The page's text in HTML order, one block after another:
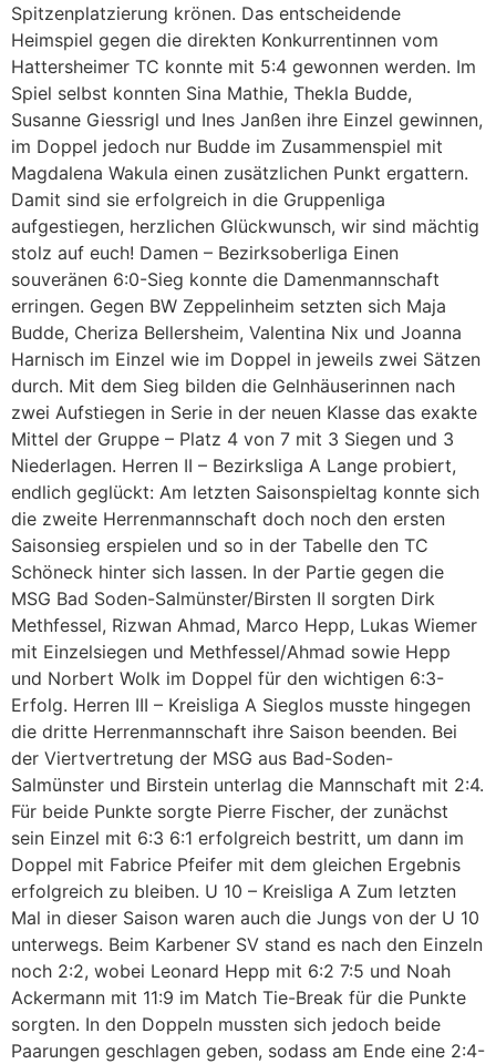
Spitzenplatzierung krönen. Das entscheidende
Heimspiel gegen die direkten Konkurrentinnen vom
Hattersheimer TC konnte mit 5:4 gewonnen werden. Im
Spiel selbst konnten Sina Mathie, Thekla Budde,
Susanne Giessrigl und Ines Janßen ihre Einzel gewinnen,
im Doppel jedoch nur Budde im Zusammenspiel mit
Magdalena Wakula einen zusätzlichen Punkt ergattern.
Damit sind sie erfolgreich in die Gruppenliga
aufgestiegen, herzlichen Glückwunsch, wir sind mächtig
stolz auf euch! Damen – Bezirksoberliga Einen
souveränen 6:0-Sieg konnte die Damenmannschaft
erringen. Gegen BW Zeppelinheim setzten sich Maja
Budde, Cheriza Bellersheim, Valentina Nix und Joanna
Harnisch im Einzel wie im Doppel in jeweils zwei Sätzen
durch. Mit dem Sieg bilden die Gelnhäuserinnen nach
zwei Aufstiegen in Serie in der neuen Klasse das exakte
Mittel der Gruppe – Platz 4 von 7 mit 3 Siegen und 3
Niederlagen. Herren II – Bezirksliga A Lange probiert,
endlich geglückt: Am letzten Saisonspieltag konnte sich
die zweite Herrenmannschaft doch noch den ersten
Saisonsieg erspielen und so in der Tabelle den TC
Schöneck hinter sich lassen. In der Partie gegen die
MSG Bad Soden-Salmünster/Birsten II sorgten Dirk
Methfessel, Rizwan Ahmad, Marco Hepp, Lukas Wiemer
mit Einzelsiegen und Methfessel/Ahmad sowie Hepp
und Norbert Wolk im Doppel für den wichtigen 6:3-
Erfolg. Herren III – Kreisliga A Sieglos musste hingegen
die dritte Herrenmannschaft ihre Saison beenden. Bei
der Viertvertretung der MSG aus Bad-Soden-
Salmünster und Birstein unterlag die Mannschaft mit 2:4.
Für beide Punkte sorgte Pierre Fischer, der zunächst
sein Einzel mit 6:3 6:1 erfolgreich bestritt, um dann im
Doppel mit Fabrice Pfeifer mit dem gleichen Ergebnis
erfolgreich zu bleiben. U 10 – Kreisliga A Zum letzten
Mal in dieser Saison waren auch die Jungs von der U 10
unterwegs. Beim Karbener SV stand es nach den Einzeln
noch 2:2, wobei Leonard Hepp mit 6:2 7:5 und Noah
Ackermann mit 11:9 im Match Tie-Break für die Punkte
sorgten. In den Doppeln mussten sich jedoch beide
Paarungen geschlagen geben, sodass am Ende eine 2:4-